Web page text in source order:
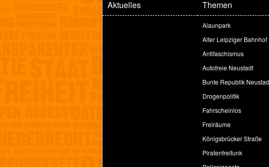
Aktuelles Themen
Alaunpark
Alter Leipziger Bahnhof
Antifaschismus
Autofreie Neustadt
Bunte Republik
Drogenpolitik
Fahrscheinlos
Freiräume
Königsbrücker Straße
Piratenfreifunk